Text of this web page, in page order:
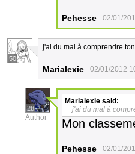
Pehesse 02/01/
50
j'ai du mal à comprendre
Marialexie 02/01/2012
28
Author
Marialexie said:
j'ai du mal à
Mon
Pehesse 02/01/